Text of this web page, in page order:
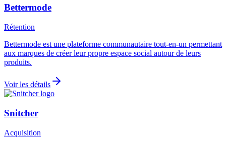
Bettermode
Rétention
Bettermode est une plateforme communautaire tout-en-un permettant
aux marques de créer leur propre espace social autour de leurs
produits.
Voir les détails
Snitcher
Acquisition